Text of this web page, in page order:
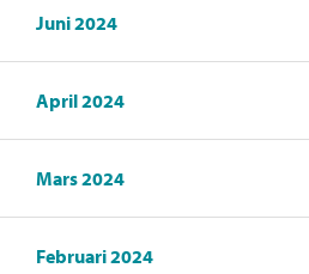
Juni 2024
April 2024
Mars 2024
Februari 2024